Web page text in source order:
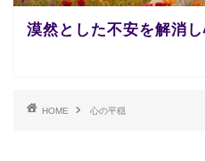
漠然とした不安を解消
HOME 心の平穏